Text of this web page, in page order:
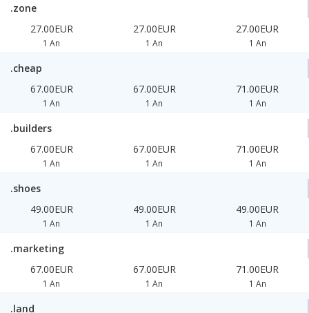
.zone
27.00EUR
1 An
27.00EUR
1 An
27.00EUR
1 An
.cheap
67.00EUR
1 An
67.00EUR
1 An
71.00EUR
1 An
.builders
67.00EUR
1 An
67.00EUR
1 An
71.00EUR
1 An
.shoes
49.00EUR
1 An
49.00EUR
1 An
49.00EUR
1 An
.marketing
67.00EUR
1 An
67.00EUR
1 An
71.00EUR
1 An
.land